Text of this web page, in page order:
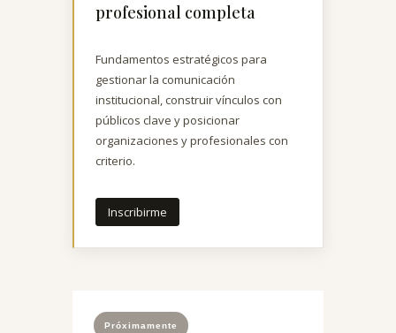
profesional completa
Fundamentos estratégicos para
gestionar la comunicación
institucional, construir vínculos con
públicos clave y posicionar
organizaciones y profesionales con
criterio.
Inscribirme
Próximamente